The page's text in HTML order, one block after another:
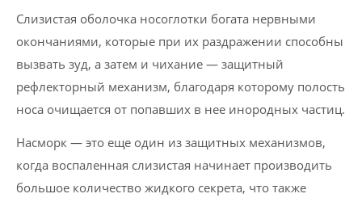
Слизистая оболочка носоглотки богата нервными
окончаниями, которые при их раздражении способны
вызвать зуд, а затем и чихание — защитный
рефлекторный механизм, благодаря которому полость
носа очищается от попавших в нее инородных частиц.
Насморк — это еще один из защитных механизмов,
когда воспаленная слизистая начинает производить
большое количество жидкого секрета, что также